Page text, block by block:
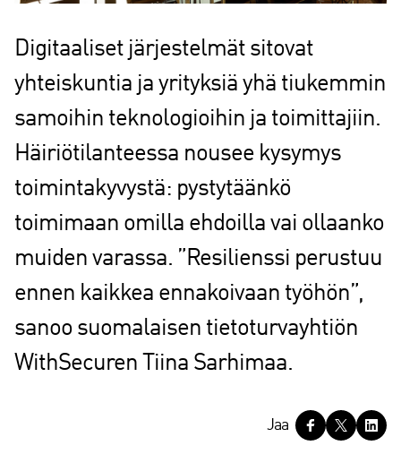
Digitaaliset järjestelmät sitovat
yhteiskuntia ja yrityksiä yhä tiukemmin
samoihin teknologioihin ja toimittajiin.
Häiriötilanteessa nousee kysymys
toimintakyvystä: pystytäänkö
toimimaan omilla ehdoilla vai ollaanko
muiden varassa. ”Resilienssi perustuu
ennen kaikkea ennakoivaan työhön”,
sanoo suomalaisen tietoturvayhtiön
WithSecuren Tiina Sarhimaa.
Jaa